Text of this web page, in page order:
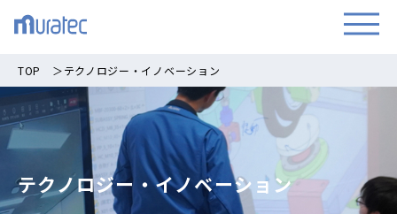
TOP ＞テクノロジー・イノベーション
テクノロジー・イノベーション